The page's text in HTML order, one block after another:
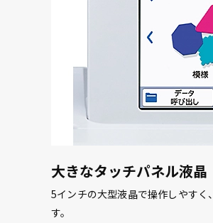
大きなタッチパネル液晶
5インチの大型液晶で操作しやす
す。